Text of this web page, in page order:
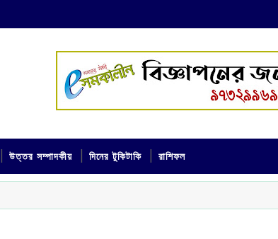
উত্তর সম্পাদকীয় দিনের টুকিটাকি রাশিফল